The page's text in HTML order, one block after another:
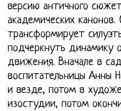
версию античного
академических канонов.
трансформирует
подчеркнуть динамику
движения. Вначале в
воспитательницы Анны
и везде, потом в
изостудии, потом